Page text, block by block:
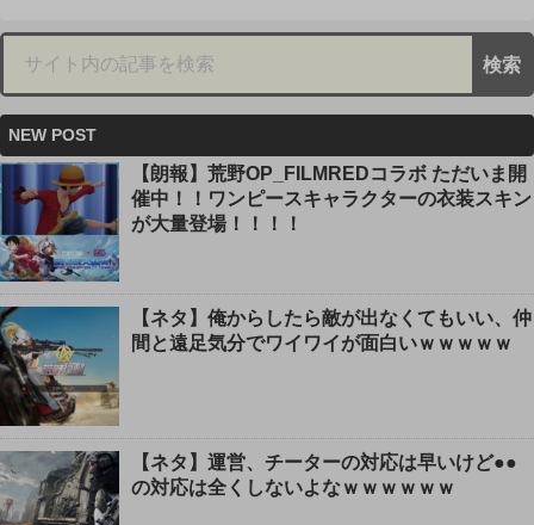
NEW POST
【朗報】荒野OP_FILMREDコラボ ただいま開
催中！！ワンピースキャラクターの衣装スキン
が大量登場！！！！
【ネタ】俺からしたら敵が出なくてもいい、仲
間と遠足気分でワイワイが面白いｗｗｗｗｗ
【ネタ】運営、チーターの対応は早いけど●●
の対応は全くしないよなｗｗｗｗｗｗ